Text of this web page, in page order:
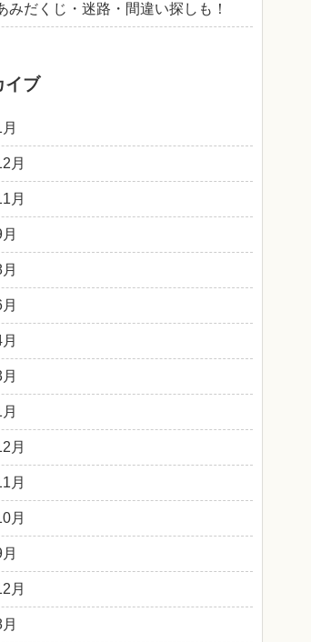
みだくじ・迷路・間違い探しも！
イブ
月
月
月
月
月
月